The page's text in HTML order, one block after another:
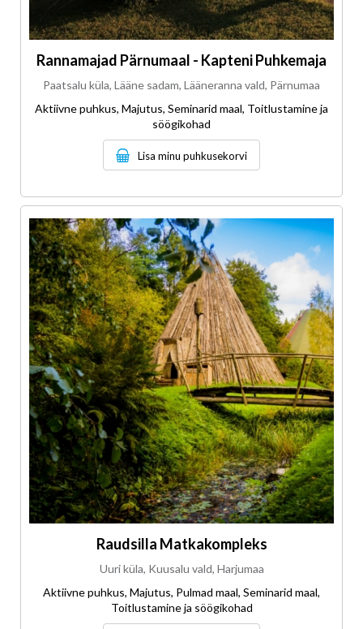
Rannamajad Pärnumaal - Kapteni Puhkemaja
Paatsalu küla, Lääne sadam, Lääneranna vald, Pärnumaa
Aktiivne puhkus, Majutus, Seminarid maal, Toitlustamine ja
söögikohad
Lisa minu puhkusekorvi
Raudsilla Matkakompleks
Uuri küla, Kuusalu vald, Harjumaa
Aktiivne puhkus, Majutus, Pulmad maal, Seminarid maal,
Toitlustamine ja söögikohad